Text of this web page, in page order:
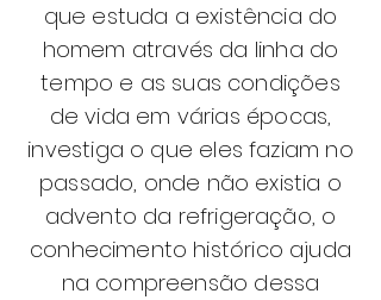
que estuda a existência do
homem através da linha do
tempo e as suas condições
de vida em várias épocas,
investiga o que eles faziam no
passado, onde não existia o
advento da refrigeração, o
conhecimento histórico ajuda
na compreensão dessa